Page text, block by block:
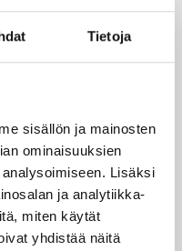
Tietoja
sisällön ja mainosten
ominaisuuksien
Lisäksi
ja analytiikka-
miten käytät
yhdistää näitä